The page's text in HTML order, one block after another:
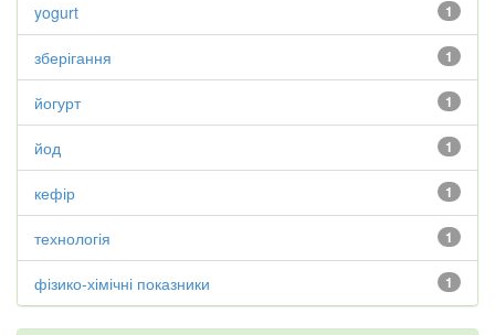
1
yogurt
1
зберігання
1
йогурт
1
йод
1
кефір
1
технологія
1
фізико-хімічні показники